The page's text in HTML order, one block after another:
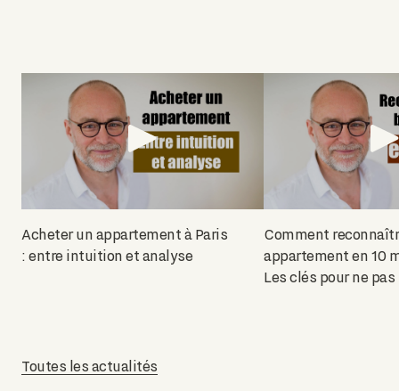
Acheter un appartement à Paris
: entre intuition et analyse
Comment
appartement en 10
Les clés pour ne
Toutes les actualités